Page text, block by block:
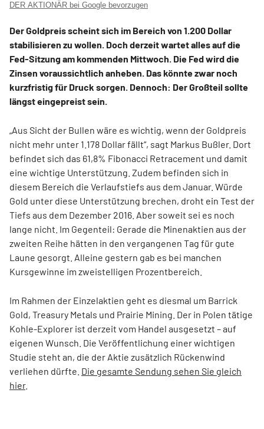
DER AKTIONÄR bei Google bevorzugen
Der Goldpreis scheint sich im Bereich von 1.200 Dollar
stabilisieren zu wollen. Doch derzeit wartet alles auf die
Fed-Sitzung am kommenden Mittwoch. Die Fed wird die
Zinsen voraussichtlich anheben. Das könnte zwar noch
kurzfristig für Druck sorgen. Dennoch: Der Großteil sollte
längst eingepreist sein.
„Aus Sicht der Bullen wäre es wichtig, wenn der Goldpreis
nicht mehr unter 1.178 Dollar fällt“, sagt Markus Bußler. Dort
befindet sich das 61,8% Fibonacci Retracement und damit
eine wichtige Unterstützung. Zudem befinden sich in
diesem Bereich die Verlaufstiefs aus dem Januar. Würde
Gold unter diese Unterstützung brechen, droht ein Test der
Tiefs aus dem Dezember 2016. Aber soweit sei es noch
lange nicht. Im Gegenteil: Gerade die Minenaktien aus der
zweiten Reihe hätten in den vergangenen Tag für gute
Laune gesorgt. Alleine gestern gab es bei manchen
Kursgewinne im zweistelligen Prozentbereich.
Im Rahmen der Einzelaktien geht es diesmal um Barrick
Gold, Treasury Metals und Prairie Mining. Der in Polen tätige
Kohle-Explorer ist derzeit vom Handel ausgesetzt – auf
eigenen Wunsch. Die Veröffentlichung einer wichtigen
Studie steht an, die der Aktie zusätzlich Rückenwind
verliehen dürfte. Die gesamte Sendung sehen Sie gleich
hier.